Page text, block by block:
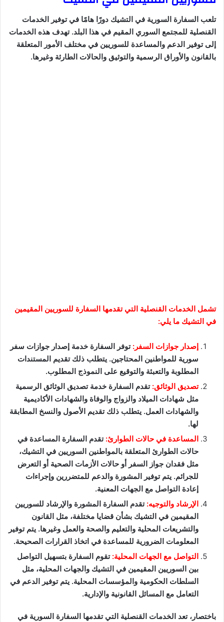
تلعب السفارة السورية في التشيك دورًا هامًا في توفير الخدمات
القنصلية للمجتمع السوري المقيم في هذا البلد. تهدف هذه الخدمات
إلى توفير الدعم والمساعدة للسوريين في مختلف الأمور المتعلقة
بالقانون والأوراق الرسمية والتوثيق والحالات الطارئة وغيرها.
تشمل الخدمات القنصلية التي تقدمها السفارة للسوريين المقيمين
في التشيك ما يلي:
إصدار جوازات السفر: توفر السفارة خدمة إصدار جوازات سفر
سورية للمواطنين المحتاجين. يتطلب ذلك تقديم المستندات
المطلوبة والتعبئة والتوقيع على النموذج المطلوب.
تصديق الوثائق:تقدم السفارة خدمة تصديق الوثائق الرسمية
مثل شهادات الميلاد والزواج والوفاة والشهادات الأكاديمية
والشهادات العمل. يتطلب ذلك تقديم الأصول والنسخ المطابقة
لها.
المساعدة في حالات الطوارئ: تقدم السفارة المساعدة في
حالات الطوارئ المتعلقة بالمواطنين السوريين في التشيك،
مثل فقدان جواز السفر أو حالات الأزمات الصحية أو التعرض
للجرائم. يتم توفير المشورة والدعم للمتضررين وإجراءات
إعادة التواصل مع الجهات المعنية.
الإرشاد والتوجيه: تقدم السفارة المشورة والإرشاد للسوريين
المقيمين في التشيك بشأن قضايا مختلفة، مثل القانون
والتشريعات المحلية والتعليم والصحة والعمل وغيرها. يتم توفير
المعلومات الضرورية للمساعدة في اتخاذ القرارات الصحيحة.
التواصل مع الجهات المحلية: تقوم السفارة بتسهيل التواصل
بين السوريين المقيمين في التشيك والجهات المحلية، مثل
السلطات الحكومية والمؤسسات المحلية. يتم توفير الدعم في
التعامل مع المسائل القانونية والإدارية.
باختصار، تعد الخدمات القنصلية التي تقدمها السفارة السورية في